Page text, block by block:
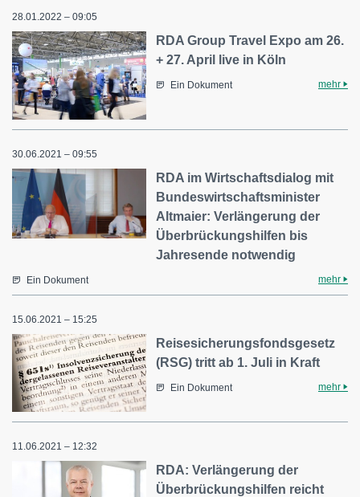
28.01.2022 – 09:05
RDA Group Travel Expo am 26.
+ 27. April live in Köln
Ein Dokument mehr
30.06.2021 – 09:55
RDA im Wirtschaftsdialog mit
Bundeswirtschaftsminister
Altmaier: Verlängerung der
Überbrückungshilfen bis
Jahresende notwendig
Ein Dokument mehr
15.06.2021 – 15:25
Reisesicherungsfondsgesetz
(RSG) tritt ab 1. Juli in Kraft
Ein Dokument mehr
11.06.2021 – 12:32
RDA: Verlängerung der
Überbrückungshilfen reicht